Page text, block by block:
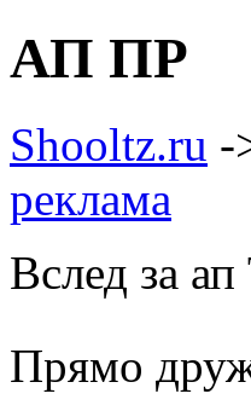
АП ПР
Shooltz.ru -
реклама
Вслед за
Прямо